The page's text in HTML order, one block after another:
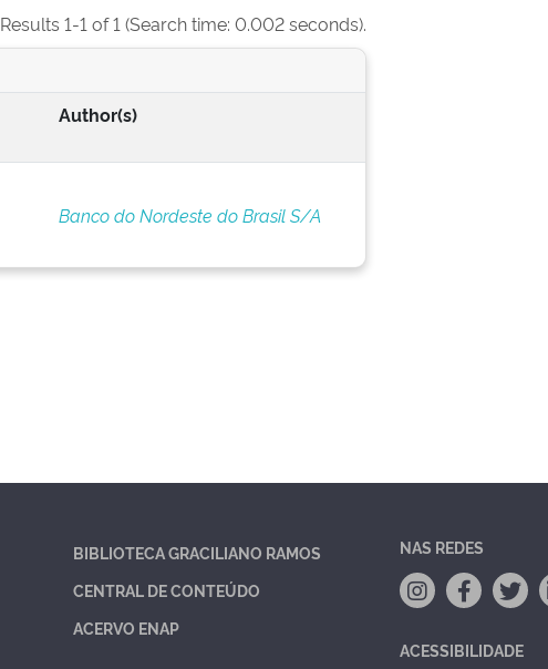
Results 1-1 of 1 (Search time: 0.002 seconds).
Author(s)
Banco do Nordeste do Brasil S/A
BIBLIOTECA GRACILIANO RAMOS
CENTRAL DE CONTEÚDO
ACERVO ENAP
NAS REDES
ACESSIBILIDADE